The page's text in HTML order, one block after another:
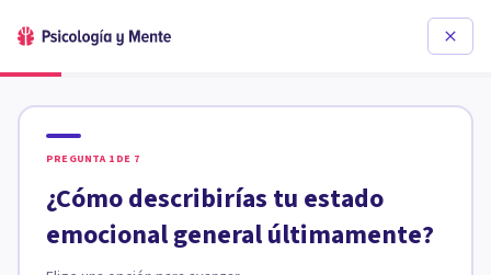
PREGUNTA 1 DE 7
¿Cómo describirías tu estado
emocional general últimamente?